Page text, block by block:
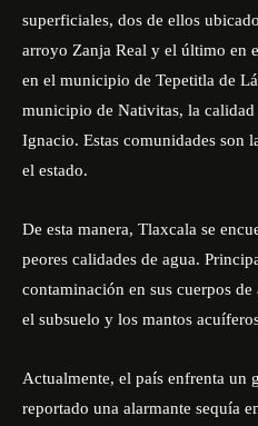
superficiales, dos de ellos
arroyo Zanja Real y el último en
en el municipio de Tepetitla de
municipio de Nativitas, la
Ignacio. Estas comunidades son
el estado.
De esta manera, Tlaxcala se
peores calidades de agua.
contaminación en sus cuerpos
el subsuelo y los mantos
Actualmente, el país enfrenta un
reportado una alarmante sequía